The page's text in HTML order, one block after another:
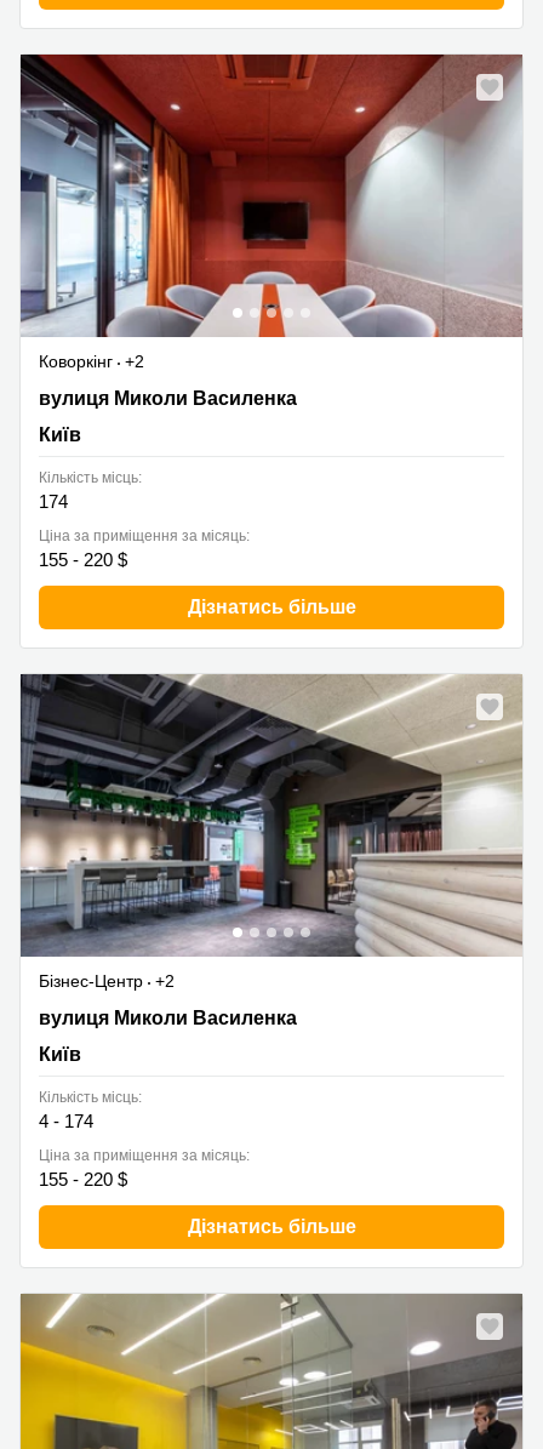
Коворкінг
+2
вулиця Миколи Василенка, Київ
вулиця Миколи Василенка
Київ
Кількість місць:
174
Ціна за приміщення за місяць:
155 - 220 $
Дізнатись більше
Бізнес-Центр
+2
вулиця Миколи Василенка, 7, Київ
вулиця Миколи Василенка
Київ
Кількість місць:
4 - 174
Ціна за приміщення за місяць:
155 - 220 $
Дізнатись більше